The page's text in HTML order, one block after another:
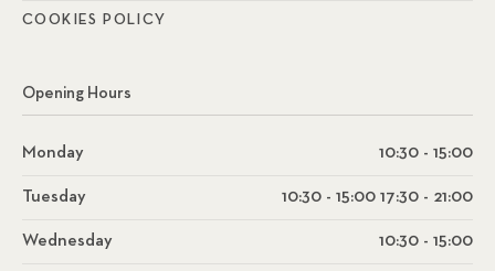
COOKIES POLICY
Opening Hours
Monday 10:30 - 15:00
Tuesday 10:30 - 15:00 17:30 - 21:00
Wednesday 10:30 - 15:00